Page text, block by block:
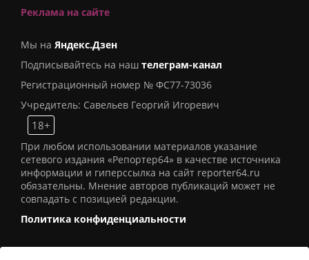
Реклама на сайте
Мы на Яндекс.Дзен
Подписывайтесь на наш телеграм-канал
Регистрационный номер № ФС77-73036
Учредитель: Савельев Георгий Игоревич
18+
При любом использовании материалов указание
сетевого издания «Репортер64» в качестве источника
информации и гиперссылка на сайт reporter64.ru
обязательны. Мнение авторов публикаций может не
совпадать с позицией редакции.
Политика конфиденциальности